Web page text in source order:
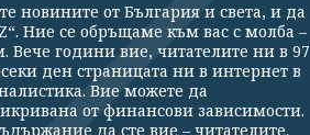
новините от България и света, и да
Ние се обръщаме към вас с молба –
години вие, читателите ни в 97
ден страницата ни в интернет в
Вие можете да
от финансови зависимости.
да сте вие – читателите.